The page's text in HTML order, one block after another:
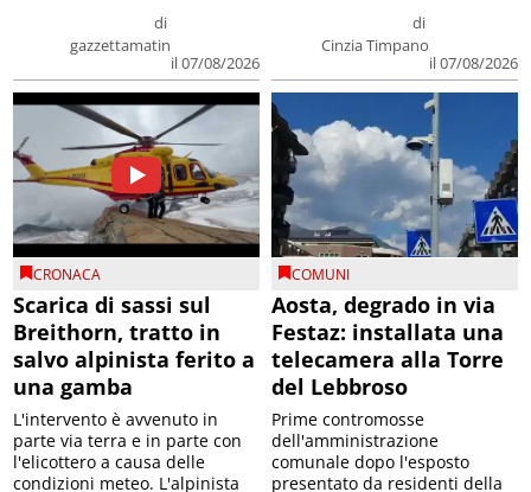
di
gazzettamatin
il 07/08/2026
di
Cinzia Timpano
il 07/08/2026
CRONACA
Scarica di sassi sul
Breithorn, tratto in
salvo alpinista ferito a
una gamba
L'intervento è avvenuto in
parte via terra e in parte con
l'elicottero a causa delle
condizioni meteo. L'alpinista
COMUNI
Aosta, degrado in via
Festaz: installata una
telecamera alla Torre
del Lebbroso
Prime contromosse
dell'amministrazione
comunale dopo l'esposto
presentato da residenti della